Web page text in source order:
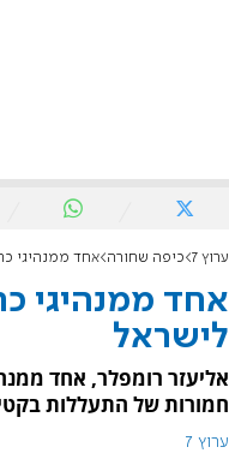
ערוץ 7 כיפה שחורה אחד ממנהיגי
אחד ממנהיגי
לישראל
אליעזר רומפלר, אחד
חמורות של התעללות
ערוץ 7